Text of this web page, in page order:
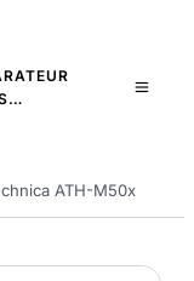
ATH-M50x